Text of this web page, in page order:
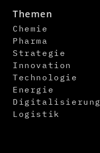
Themen
Chemie
Pharma
Strategie
Innovation
Technologie
Energie
Digitalisierung
Logistik